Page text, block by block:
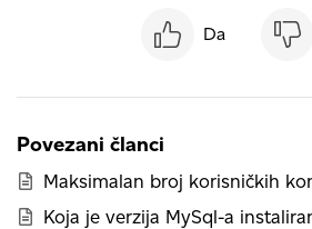
Da
Povezani članci
Maksimalan broj korisničkih
Koja je verzija MySql-a